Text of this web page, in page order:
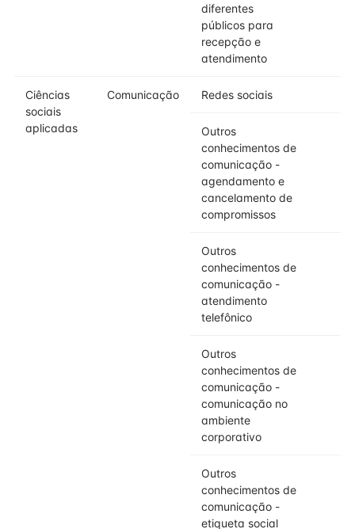
diferentes
públicos para
recepção e
atendimento
Ciências
sociais
aplicadas
Comunicação Redes sociais
Outros
conhecimentos de
comunicação -
agendamento e
cancelamento de
compromissos
Outros
conhecimentos de
comunicação -
atendimento
telefônico
Outros
conhecimentos de
comunicação -
comunicação no
ambiente
corporativo
Outros
conhecimentos de
comunicação -
etiqueta social